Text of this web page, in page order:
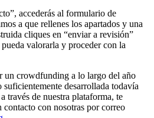
accederás al formulario de
a que rellenes los apartados y una
cliques en “enviar a revisión”
valorarla y proceder con la
un crowdfunding a lo largo del año
desarrollada todavía
través de nuestra plataforma, te
contacto con nosotras por correo